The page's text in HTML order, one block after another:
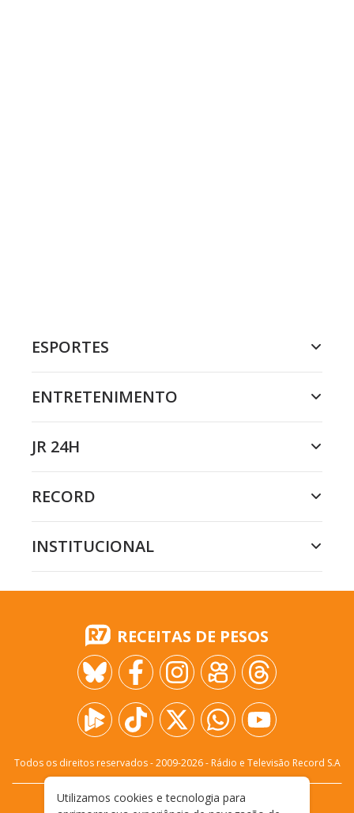
ESPORTES
ENTRETENIMENTO
JR 24H
RECORD
INSTITUCIONAL
RECEITAS DE PESOS
Todos os direitos reservados - 2009-2026- Rádio e Televisão Record S.A
FALE CONOSCO PRIVACIDADE
Utilizamos cookies e tecnologia para